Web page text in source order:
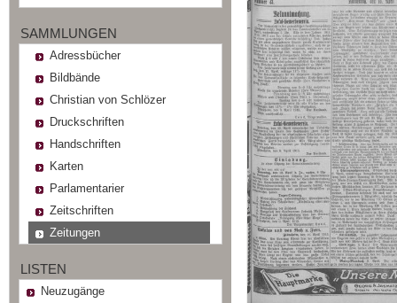
SAMMLUNGEN
Adressbücher
Bildbände
Christian von Schlözer
Druckschriften
Handschriften
Karten
Parlamentarier
Zeitschriften
Zeitungen
LISTEN
Neuzugänge